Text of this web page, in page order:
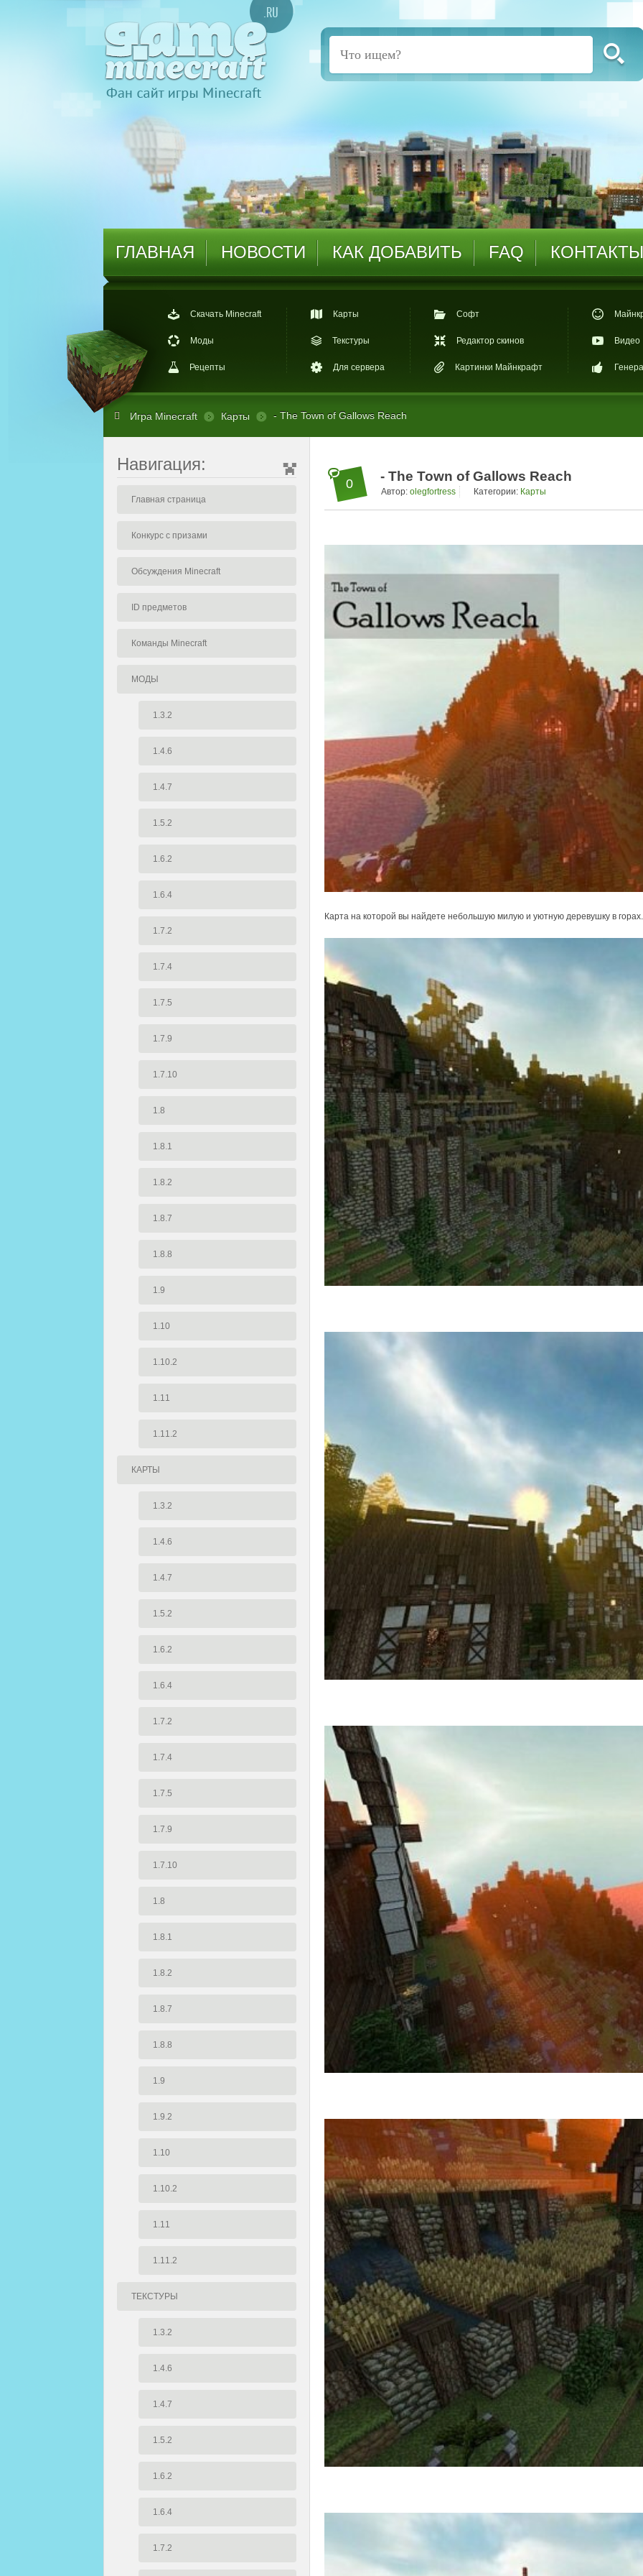
ГЛАВНАЯ НОВОСТИ КАК ДОБАВИТЬ FAQ КОНТАКТЫ
Скачать Minecraft
Моды
Рецепты
Карты
Текстуры
Для сервера
Софт
Редактор скинов
Картинки Майнкрафт
Видео
Игра Minecraft Карты - The Town of Gallows Reach
Навигация:
Главная страница
Конкурс с призами
Обсуждения Minecraft
ID предметов
Команды Minecraft
МОДЫ
1.3.2
1.4.6
1.4.7
1.5.2
1.6.2
1.6.4
1.7.2
1.7.4
1.7.5
1.7.9
1.7.10
1.8
1.8.1
1.8.2
1.8.7
1.8.8
1.9
1.10
1.10.2
1.11
1.11.2
КАРТЫ
1.3.2
1.4.6
1.4.7
1.5.2
1.6.2
1.6.4
1.7.2
1.7.4
1.7.5
1.7.9
1.7.10
1.8
1.8.1
1.8.2
1.8.7
1.8.8
1.9
1.9.2
1.10
1.10.2
1.11
1.11.2
ТЕКСТУРЫ
1.3.2
1.4.6
1.4.7
1.5.2
1.6.2
1.6.4
1.7.2
0 - The Town of Gallows Reach
Автор: olegfortress Категории: Карты
Карта на которой вы найдете небольшую милую и уютную деревушку в